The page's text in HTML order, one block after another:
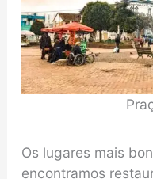
Os lugares mais
encontramos